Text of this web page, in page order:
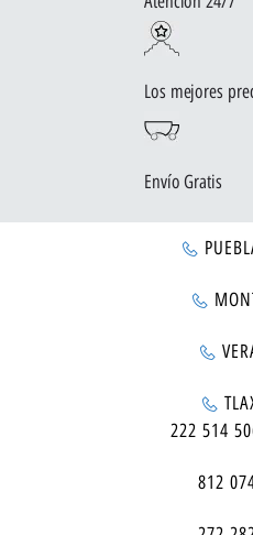
Los mejores
Envío Gratis
222 514
812